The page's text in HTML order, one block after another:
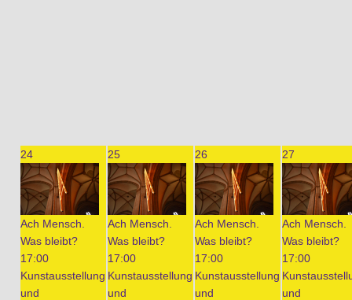
24
Ach Mensch.
Was bleibt?
17:00
Kunstausstellung
und
25
Ach Mensch.
Was bleibt?
17:00
Kunstausstellung
und
26
Ach Mensch.
Was bleibt?
17:00
Kunstausstellung
und
27
Ach Mensch.
Was bleibt?
17:00
und